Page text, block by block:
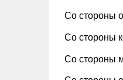
Со стороны
Со стороны
Со стороны